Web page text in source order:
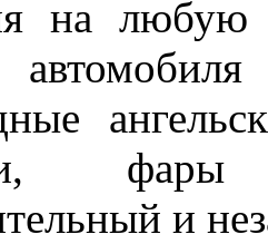
на любую
фары
и